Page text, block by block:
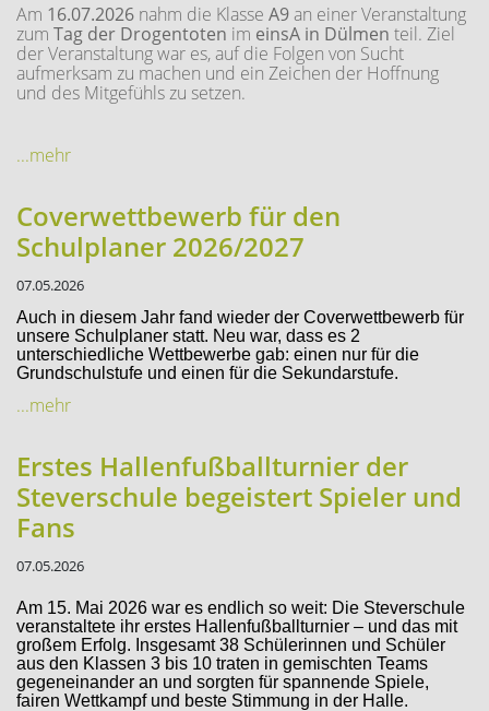
Am 16.07.2026 nahm die Klasse A9an einer Veranstaltung
zum Tag der Drogentoten im einsA in Dülmen teil. Ziel
der Veranstaltung war es, auf die Folgen von Sucht
aufmerksam zu machen und ein Zeichen der Hoffnung
und des Mitgefühls zu setzen.
...mehr
Coverwettbewerb für den
Schulplaner 2026/2027
07.05.2026
Auch in diesem Jahr fand wieder der Coverwettbewerb für
unsere Schulplaner statt. Neu war, dass es 2
unterschiedliche Wettbewerbe gab: einen nur für die
Grundschulstufe und einen für die Sekundarstufe.
...mehr
Erstes Hallenfußballturnier der
Steverschule begeistert Spieler und
Fans
07.05.2026
Am 15. Mai 2026 war es endlich so weit: Die Steverschule
veranstaltete ihr erstes Hallenfußballturnier – und das mit
großem Erfolg. Insgesamt 38 Schülerinnen und Schüler
aus den Klassen 3 bis 10 traten in gemischten Teams
gegeneinander an und sorgten für spannende Spiele,
fairen Wettkampf und beste Stimmung in der Halle.